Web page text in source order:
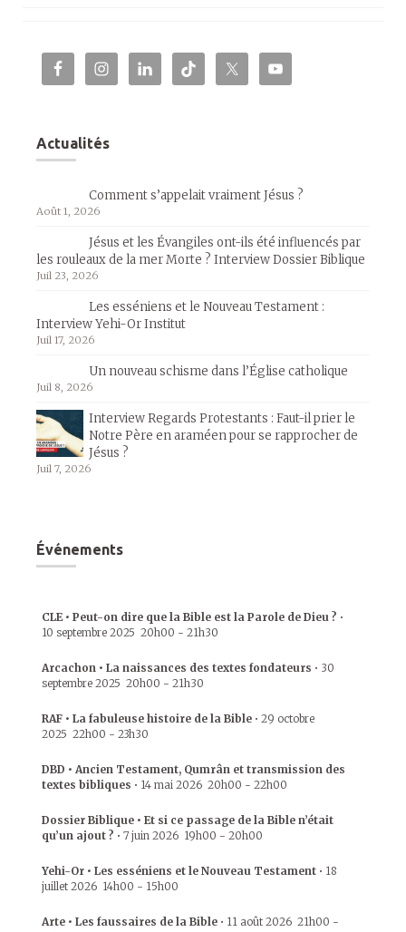
Actualités
Comment s’appelait vraiment Jésus ?
Août 1, 2026
Jésus et les Évangiles ont-ils été influencés par
les rouleaux de la mer Morte ? Interview Dossier Biblique
Juil 23, 2026
Les esséniens et le Nouveau Testament :
Interview Yehi-Or Institut
Juil 17, 2026
Un nouveau schisme dans l’Église catholique
Juil 8, 2026
Interview Regards Protestants : Faut-il prier le
Notre Père en araméen pour se rapprocher de
Jésus ?
Juil 7, 2026
Événements
CLE • Peut-on dire que la Bible est la Parole de Dieu ? •
10 septembre 2025 20h00 - 21h30
Arcachon • La naissances des textes fondateurs • 30
septembre 2025 20h00 - 21h30
RAF • La fabuleuse histoire de la Bible • 29 octobre
2025 22h00 - 23h30
DBD • Ancien Testament, Qumrân et transmission des
textes bibliques • 14 mai 2026 20h00 - 22h00
Dossier Biblique • Et si ce passage de la Bible n’était
qu’un ajout ? • 7 juin 2026 19h00 - 20h00
Yehi-Or • Les esséniens et le Nouveau Testament • 18
juillet 2026 14h00 - 15h00
Arte • Les faussaires de la Bible • 11 août 2026 21h00 -